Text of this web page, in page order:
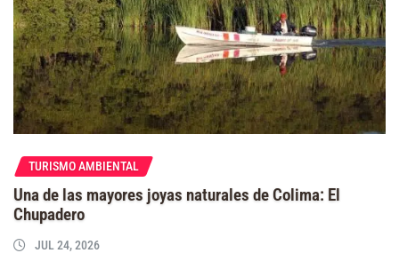
TURISMO AMBIENTAL
Una de las mayores joyas naturales de Colima: El
Chupadero
JUL 24, 2026